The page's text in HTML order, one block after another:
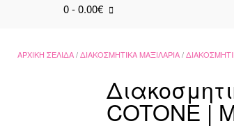
0- 0.00€
ΑΡΧΙΚΉ ΣΕΛΊΔΑ/ΔΙΑΚΟΣΜΗΤΙΚΆ ΜΑΞΙΛΆΡΙΑ/
COTONE |